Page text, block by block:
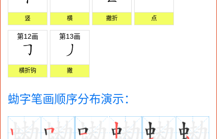
竖 横 撇折 点
第12画
横折钩
第13画
撇
蜐字笔画顺序分布演示：